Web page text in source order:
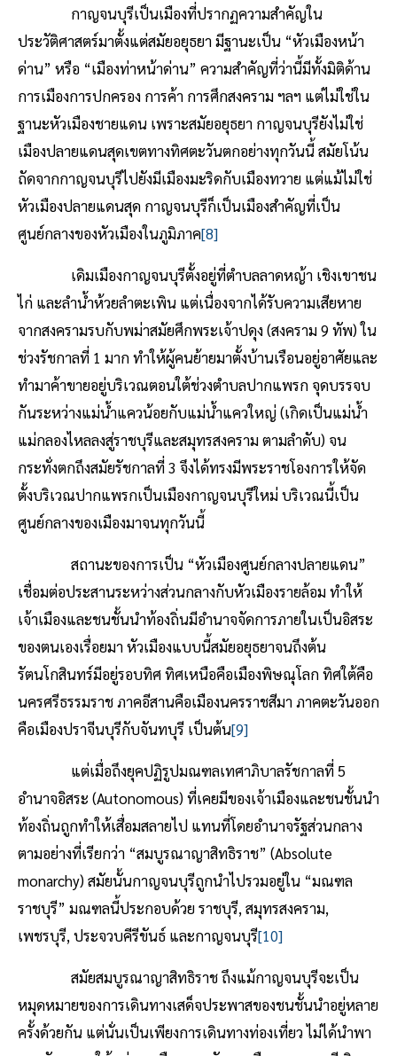
กาญจนบุรีเป็นเมืองที่ปรากฏความสำคัญใน
ประวัติศาสตร์มาตั้งแต่สมัยอยุธยา มีฐานะเป็น “หัวเมืองหน้า
ด่าน” หรือ “เมืองท่าหน้าด่าน” ความสำคัญที่ว่านี้มีทั้งมิติด้าน
การเมืองการปกครอง การค้า การศึกสงคราม ฯลฯ แต่ไม่ใช่ใน
ฐานะหัวเมืองชายแดน เพราะสมัยอยุธยา กาญจนบุรียังไม่ใช่
เมืองปลายแดนสุดเขตทางทิศตะวันตกอย่างทุกวันนี้ สมัยโน้น
ถัดจากกาญจนบุรีไปยังมีเมืองมะริดกับเมืองทวาย แต่แม้ไม่ใช่
หัวเมืองปลายแดนสุด กาญจนบุรีก็เป็นเมืองสำคัญที่เป็น
ศูนย์กลางของหัวเมืองในภูมิภาค[8]
เดิมเมืองกาญจนบุรีตั้งอยู่ที่ตำบลลาดหญ้า เชิงเขาชน
ไก่ และลำน้ำห้วยลำตะเพิน แต่เนื่องจากได้รับความเสียหาย
จากสงครามรบกับพม่าสมัยศึกพระเจ้าปดุง (สงคราม 9 ทัพ) ใน
ช่วงรัชกาลที่ 1 มาก ทำให้ผู้คนย้ายมาตั้งบ้านเรือนอยู่อาศัยและ
ทำมาค้าขายอยู่บริเวณตอนใต้ช่วงตำบลปากแพรก จุดบรรจบ
กันระหว่างแม่น้ำแควน้อยกับแม่น้ำแควใหญ่ (เกิดเป็นแม่น้ำ
แม่กลองไหลลงสู่ราชบุรีและสมุทรสงคราม ตามลำดับ) จน
กระทั่งตกถึงสมัยรัชกาลที่ 3 จึงได้ทรงมีพระราชโองการให้จัด
ตั้งบริเวณปากแพรกเป็นเมืองกาญจนบุรีใหม่ บริเวณนี้เป็น
ศูนย์กลางของเมืองมาจนทุกวันนี้
สถานะของการเป็น “หัวเมืองศูนย์กลางปลายแดน”
เชื่อมต่อประสานระหว่างส่วนกลางกับหัวเมืองรายล้อม ทำให้
เจ้าเมืองและชนชั้นนำท้องถิ่นมีอำนาจจัดการภายในเป็นอิสระ
ของตนเองเรื่อยมา หัวเมืองแบบนี้สมัยอยุธยาจนถึงต้น
รัตนโกสินทร์มีอยู่รอบทิศ ทิศเหนือคือเมืองพิษณุโลก ทิศใต้คือ
นครศรีธรรมราช ภาคอีสานคือเมืองนครราชสีมา ภาคตะวันออก
คือเมืองปราจีนบุรีกับจันทบุรี เป็นต้น[9]
แต่เมื่อถึงยุคปฏิรูปมณฑลเทศาภิบาลรัชกาลที่ 5
อำนาจอิสระ (Autonomous) ที่เคยมีของเจ้าเมืองและชนชั้นนำ
ท้องถิ่นถูกทำให้เสื่อมสลายไป แทนที่โดยอำนาจรัฐส่วนกลาง
ตามอย่างที่เรียกว่า “สมบูรณาญาสิทธิราช” (Absolute
monarchy) สมัยนั้นกาญจนบุรีถูกนำไปรวมอยู่ใน “มณฑล
ราชบุรี” มณฑลนี้ประกอบด้วย ราชบุรี, สมุทรสงคราม,
เพชรบุรี, ประจวบคีรีขันธ์ และกาญจนบุรี[10]
สมัยสมบูรณาญาสิทธิราช ถึงแม้กาญจนบุรีจะเป็น
หมุดหมายของการเดินทางเสด็จประพาสของชนชั้นนำอยู่หลาย
ครั้งด้วยกัน แต่นั่นเป็นเพียงการเดินทางท่องเที่ยว ไม่ได้นำพา